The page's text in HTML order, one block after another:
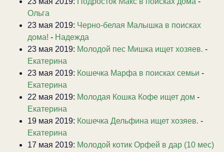
Ольга
23 мая 2019: Черно-белая Малышка в поисках
дома! - Надежда
23 мая 2019: Молодой пес Мишка ищет хозяев. -
Екатерина
23 мая 2019: Кошечка Марфа в поисках семьи -
Екатерина
22 мая 2019: Молодая Кошка Кофе ищет дом -
Екатерина
19 мая 2019: Кошечка Дельфина ищет хозяев. -
Екатерина
17 мая 2019: Молодой котик Орфей в дар (10 мес)